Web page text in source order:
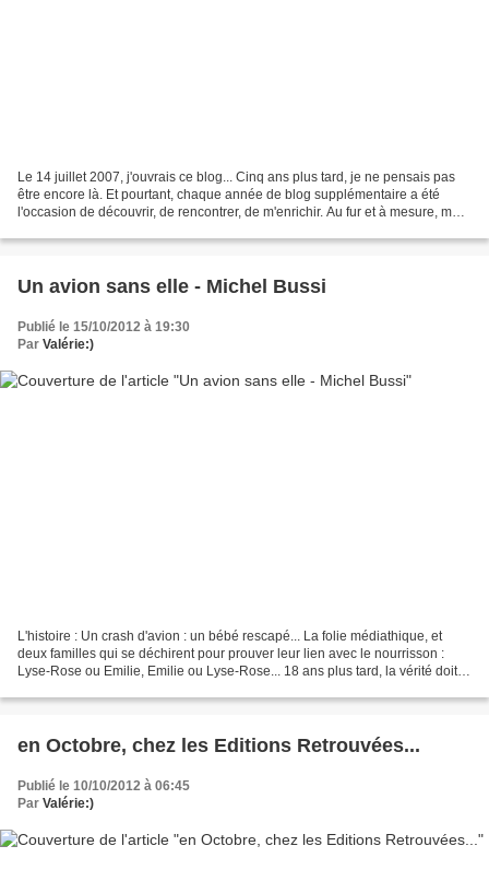
Le 14 juillet 2007, j'ouvrais ce blog... Cinq ans plus tard, je ne pensais pas
être encore là. Et pourtant, chaque année de blog supplémentaire a été
l'occasion de découvrir, de rencontrer, de m'enrichir. Au fur et à mesure, mes
Un avion sans elle - Michel Bussi
Publié le 15/10/2012 à 19:30
Par Valérie:)
L'histoire : Un crash d'avion : un bébé rescapé... La folie médiathique, et
deux familles qui se déchirent pour prouver leur lien avec le nourrisson :
Lyse-Rose ou Emilie, Emilie ou Lyse-Rose... 18 ans plus tard, la vérité doit
en Octobre, chez les Editions Retrouvées...
Publié le 10/10/2012 à 06:45
Par Valérie:)